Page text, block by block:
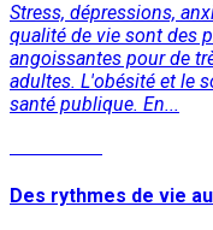
Stress, dépressions,
qualité de vie sont des
angoissantes pour de
adultes. L'obésité et le
santé publique. En...
Des rythmes de vie